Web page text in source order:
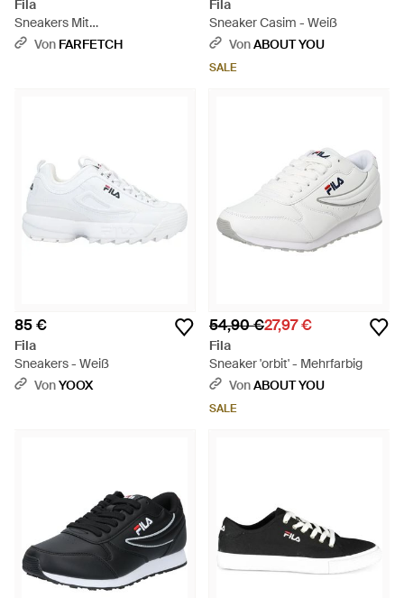
Fila
Sneakers Mit
Kontrasteinsätzen - Rot
Von FARFETCH
Fila
Sneaker Casim - Weiß
VonABOUT YOU
SALE
85 €
Fila
Sneakers - Weiß
VonYOOX
54,90 €27,97 €
Fila
Sneaker 'orbit' - Mehrfarbig
VonABOUT YOU
SALE